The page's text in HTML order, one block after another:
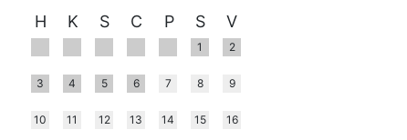
H K S C P S V
1 2
3 4 5 6 7 8 9
10 11 12 13 14 15 16